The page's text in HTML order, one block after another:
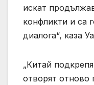
искат
конфликти и са
диалога“, каза
„Китай
отворят отново